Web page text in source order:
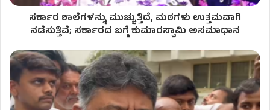
ಸರ್ಕಾರ ಶಾಲೆಗಳನ್ನು ಮುಚ್ಚುತ್ತಿದೆ, ಮಠಗಳು ಉತ್ತಮವಾಗಿ
ನಡೆಸುತ್ತಿವೆ; ಸರ್ಕಾರದ ಬಗ್ಗೆ ಕುಮಾರಸ್ವಾಮಿ ಅಸಮಾಧಾನ